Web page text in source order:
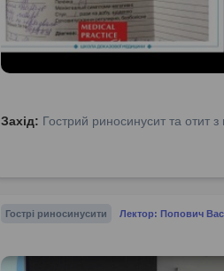
Захід: Гострий риносинусит та отит
Гострі риносинусити Лектор: Попович